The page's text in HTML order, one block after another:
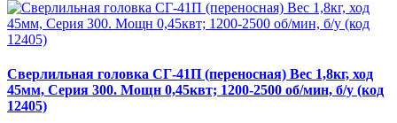
Сверлильная головка СГ-41П (переносная) Вес 1,8кг, ход
45мм, Серия 300. Мощн 0,45квт; 1200-2500 об/мин, б/у (код
12405)